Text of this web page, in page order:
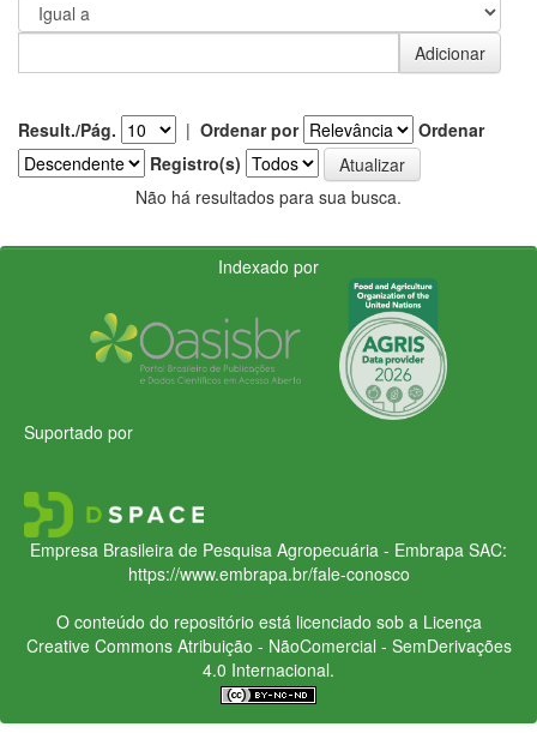
Result./Pág. | Ordenar por
Ordenar
Registro(s)
Não há resultados para sua busca.
Indexado por
Suportado por
Empresa Brasileira de Pesquisa Agropecuária - Embrapa SAC:
https://www.embrapa.br/fale-conosco
O conteúdo do repositório está licenciado sob a Licença
Creative CommonsAtribuição - NãoComercial - SemDerivações
4.0 Internacional.